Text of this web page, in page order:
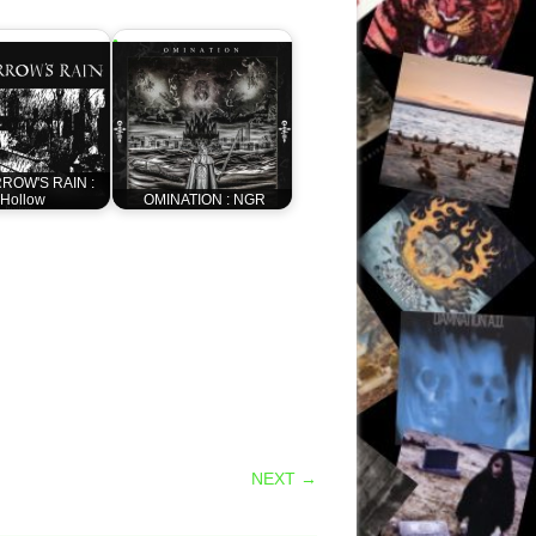
RAIN :
Hollow
OMINATION : NGR
NEXT →